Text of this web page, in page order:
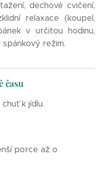
dechové cvičení,
relaxace (koupel,
v určitou hodinu,
režim.
času
k jídlu.
porce až o